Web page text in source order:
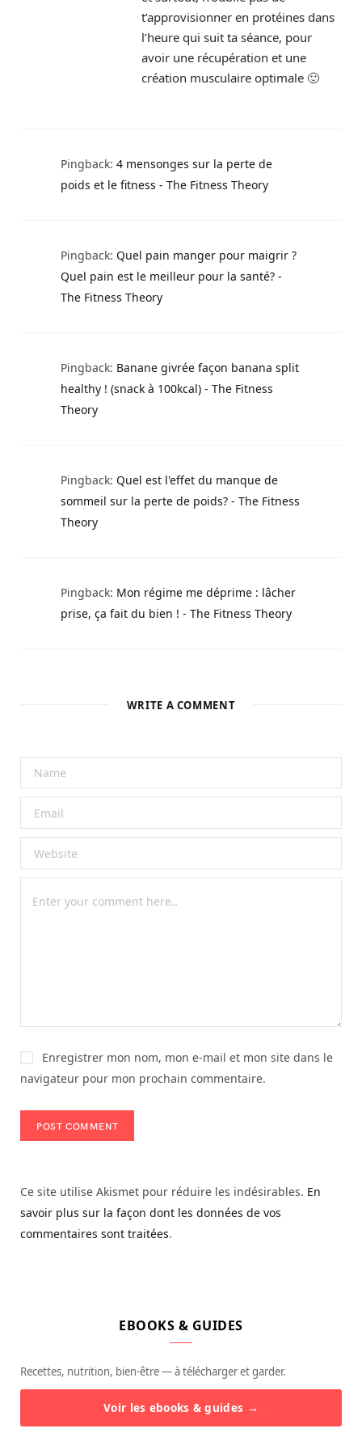
t’approvisionner en protéines dans
l’heure qui suit ta séance, pour
avoir une récupération et une
création musculaire optimale 🙂
Pingback: 4 mensonges sur la perte de
poids et le fitness - The Fitness Theory
Pingback: Quel pain manger pour maigrir ?
Quel pain est le meilleur pour la santé? -
The Fitness Theory
Pingback: Banane givrée façon banana split
healthy ! (snack à 100kcal) - The Fitness
Theory
Pingback: Quel est l'effet du manque de
sommeil sur la perte de poids? - The Fitness
Theory
Pingback: Mon régime me déprime : lâcher
prise, ça fait du bien ! - The Fitness Theory
WRITE A COMMENT
Enregistrer mon nom, mon e-mail et mon site dans le
navigateur pour mon prochain commentaire.
Ce site utilise Akismet pour réduire les indésirables. En
savoir plus sur la façon dont les données de vos
commentaires sont traitées.
EBOOKS & GUIDES
Recettes, nutrition, bien-être — à télécharger et garder.
Voir les ebooks & guides →